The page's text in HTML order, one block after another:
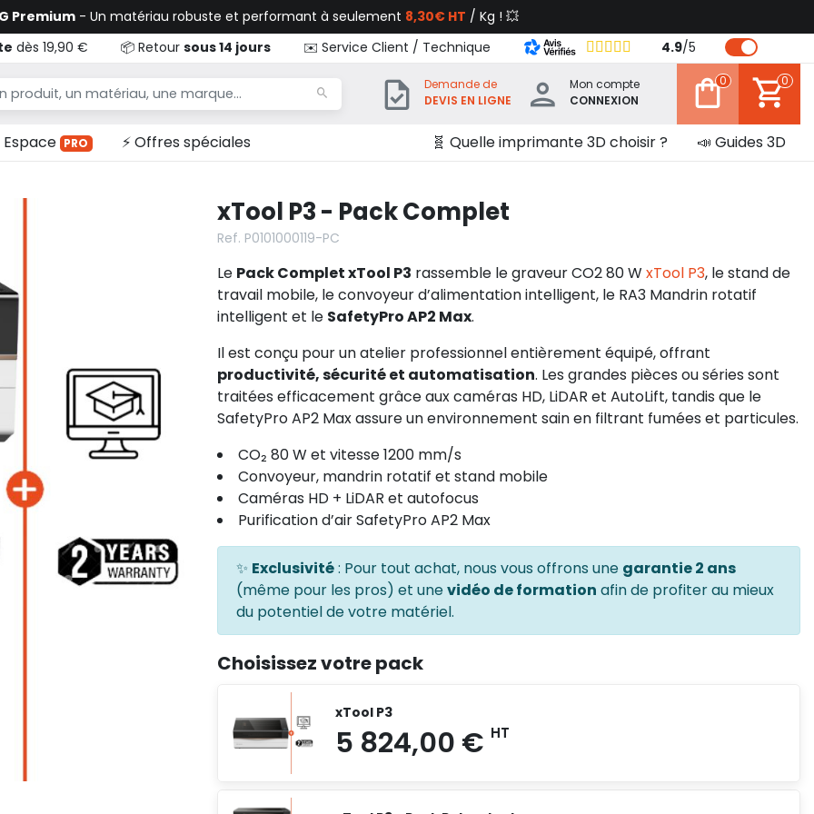
Premium - Un matériau robuste et performant à seulement 8,30€ HT / Kg ! 💥
dès 19,90 € 📦 Retour sous 14 jours ✉️ Service Client / Technique 4.9/5
Demande de
DEVIS EN LIGNE
Mon compte
CONNEXION
0 0
Espace PRO ⚡ Offres spéciales 🧬 Quelle imprimante 3D choisir ? 📣 Guides 3D
xTool P3 - Pack Complet
Ref. P0101000119-PC
Le Pack Complet xTool P3 rassemble le graveur CO2 80 W xTool P3, le stand de
travail mobile, le convoyeur d’alimentation intelligent, le RA3 Mandrin rotatif
intelligent et le SafetyPro AP2 Max.
Il est conçu pour un atelier professionnel entièrement équipé, offrant
productivité, sécurité et automatisation. Les grandes pièces ou séries sont
traitées efficacement grâce aux caméras HD, LiDAR et AutoLift, tandis que le
SafetyPro AP2 Max assure un environnement sain en filtrant fumées et particules.
CO₂ 80 W et vitesse 1200 mm/s
Convoyeur, mandrin rotatif et stand mobile
Caméras HD + LiDAR et autofocus
Purification d’air SafetyPro AP2 Max
✨ Exclusivité: Pour tout achat, nous vous offrons une garantie 2 ans
(même pour les pros) et unevidéo de formation afin de profiter au mieux
du potentiel de votre matériel.
Choisissez votre pack
xTool P3